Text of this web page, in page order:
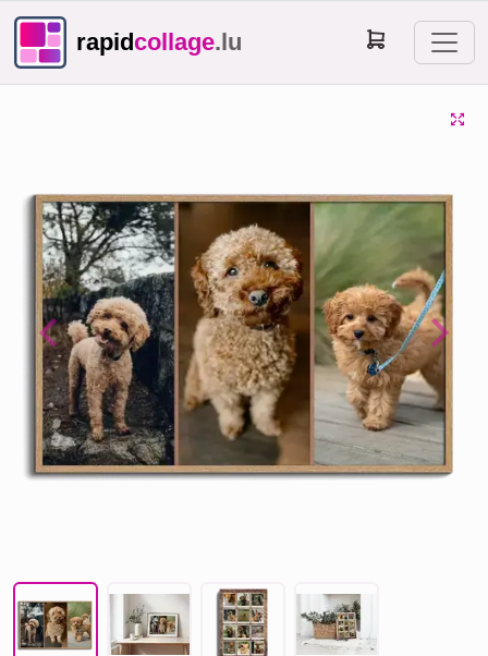
rapidcollage.lu
Previous Next